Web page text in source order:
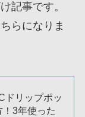
記事です。
らになりま
ドリップポッ
！3年使った